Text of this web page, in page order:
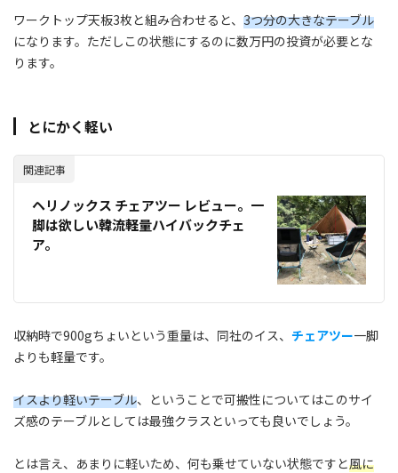
ワークトップ天板3枚と組み合わせると、 3つ分の大きなテーブル
になります。ただしこの状態にするのに数万円の投資が必要とな
ります。
とにかく軽い
関連記事
ヘリノックス チェアツー レビュー。一
脚は欲しい韓流軽量ハイバックチェ
ア。
収納時で900gちょいという重量は、同社のイス、 チェアツー一脚
よりも軽量です。
イスより軽いテーブル、ということで可搬性についてはこのサイ
ズ感のテーブルとしては最強クラスといっても良いでしょう。
とは言え、あまりに軽いため、何も乗せていない状態ですと風に